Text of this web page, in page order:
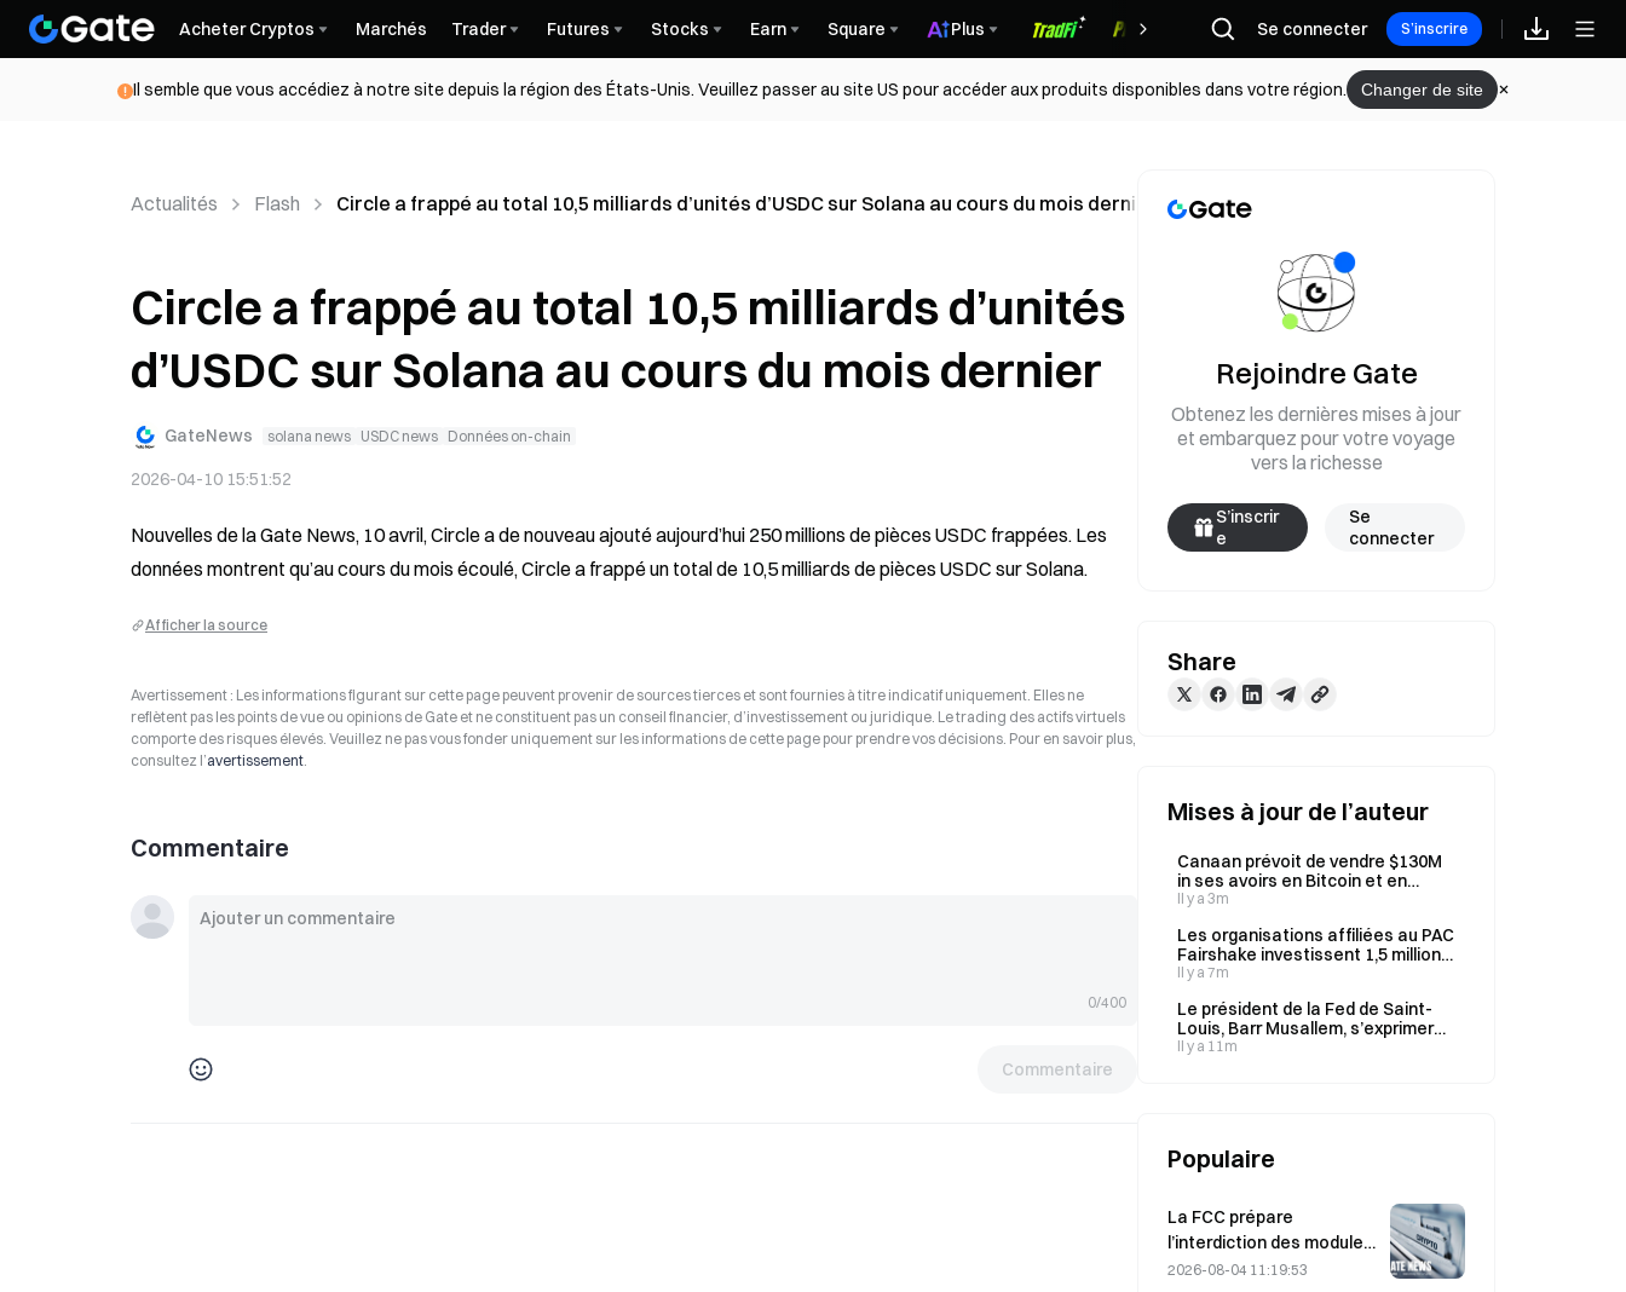
Acheter Cryptos Marchés Trader Futures Stocks Earn Square Plus Récompenses
Se connecter S’inscrire
Il semble que vous accédiez à notre site depuis la région des États-Unis. Veuillez passer au site US pour accéder aux produits disponibles dans votre région. Changer de site
Actualités Flash Circle a frappé au total 10,5 milliards d’unités d’USDC sur Solana au cours du mois dernier
Circle a frappé au total 10,5 milliards d’unités
d’USDC sur Solana au cours du mois dernier
GateNews solana news USDC news Données on-chain
2026-04-10 15:51:52
Nouvelles de la Gate News, 10 avril, Circle a de nouveau ajouté aujourd’hui 250 millions de pièces USDC frappées. Les
données montrent qu’au cours du mois écoulé, Circle a frappé un total de 10,5 milliards de pièces USDC sur Solana.
Afficher la source
Avertissement : Les informations figurant sur cette page peuvent provenir de sources tierces et sont fournies à titre indicatif uniquement. Elles ne
reflètent pas les points de vue ou opinions de Gate et ne constituent pas un conseil financier, d’investissement ou juridique. Le trading des actifs virtuels
comporte des risques élevés. Veuillez ne pas vous fonder uniquement sur les informations de cette page pour prendre vos décisions. Pour en savoir plus,
consultez l’avertissement.
Commentaire
0/400
Commentaire
Rejoindre Gate
Obtenez les dernières mises à jour
et embarquez pour votre voyage
vers la richesse
S’inscrir
e
Se
connecter
Share
Mises à jour de l’auteur
Canaan prévoit de vendre $130M
in ses avoirs en Bitcoin et en
Ethereum pour financer $30M
Il y a 3m
Les organisations affiliées au PAC
Fairshake investissent 1,5 million
de dollars dans 3 élections d’État
lors des primaires du Michigan
Il y a 7m
Le président de la Fed de Saint-
Louis, Barr Musallem, s’exprimera
sur les perspectives économiques
Il y a 11m
Populaire
La FCC prépare
l’interdiction des modules
optiques chinois pour
2026-08-04 11:19:53